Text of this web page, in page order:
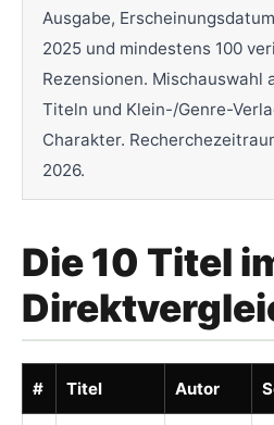
Ausgabe,
2025 und mindestens 100
Rezensionen. Mischauswahl
Titeln und Klein-/Genre-
Charakter.
2026.
Die 10 Titel
# Titel Autor